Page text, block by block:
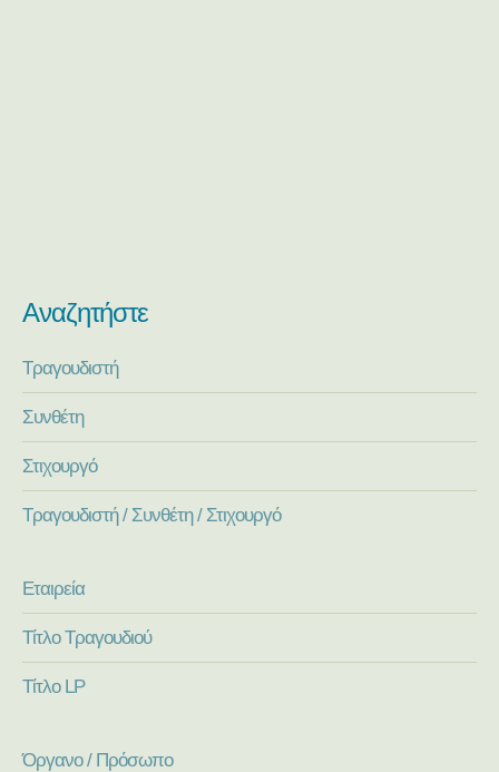
Αναζητήστε
Τραγουδιστή
Συνθέτη
Στιχουργό
Τραγουδιστή / Συνθέτη / Στιχουργό
Εταιρεία
Τίτλο Τραγουδιού
Τίτλο LP
Όργανο / Πρόσωπο